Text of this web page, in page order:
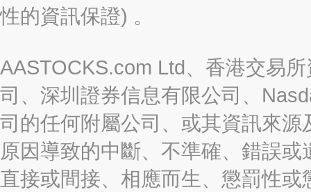
性的資訊保證) 。
AASTOCKS.com Ltd、香港交易
司、深圳證券信息有限公司、
司的任何附屬公司、或其資訊來
原因導致的中斷、不準確、錯誤
直接或間接、相應而生、懲罰性